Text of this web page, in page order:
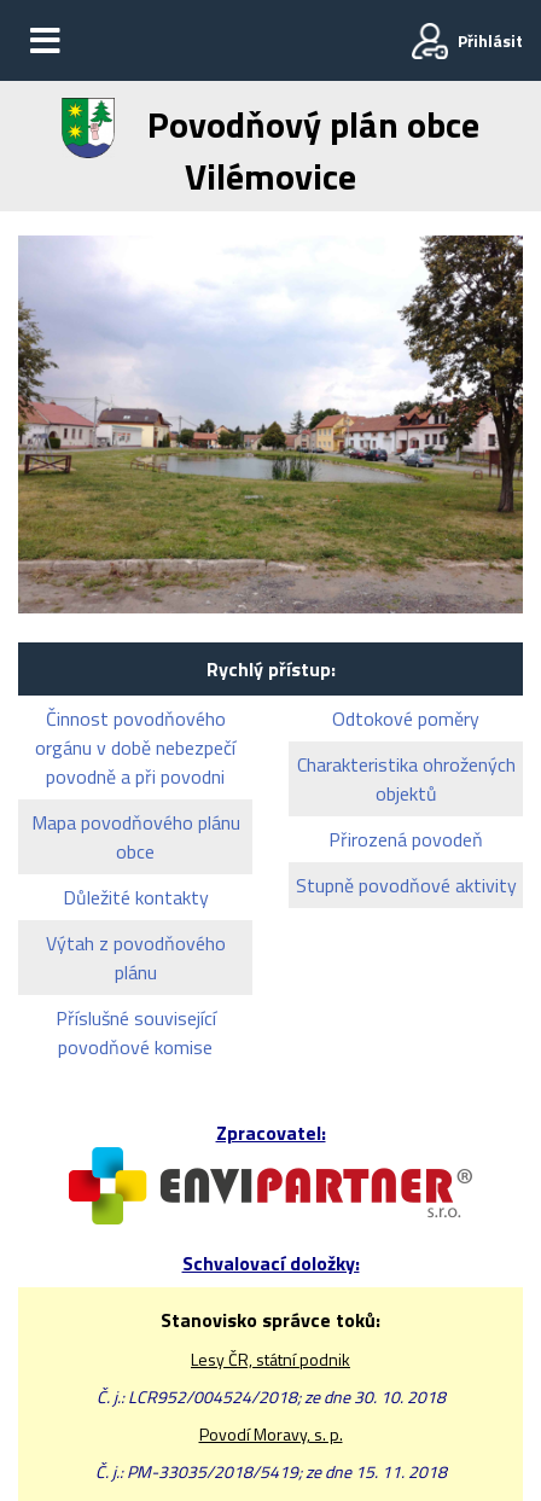
Přihlásit
Povodňový plán obce
Vilémovice
Rychlý přístup:
Činnost povodňového
orgánu v době nebezpečí
povodně a při povodni
Mapa povodňového plánu
obce
Důležité kontakty
Výtah z povodňového
plánu
Příslušné související
povodňové komise
Odtokové poměry
Charakteristika ohrožených
objektů
Přirozená povodeň
Stupně povodňové aktivity
Zpracovatel:
Schvalovací doložky:
Stanovisko správce toků:
Lesy ČR, státní podnik
Č. j.: LCR952/004524/2018; ze dne 30. 10. 2018
Povodí Moravy, s. p.
Č. j.: PM-33035/2018/5419; ze dne 15. 11. 2018